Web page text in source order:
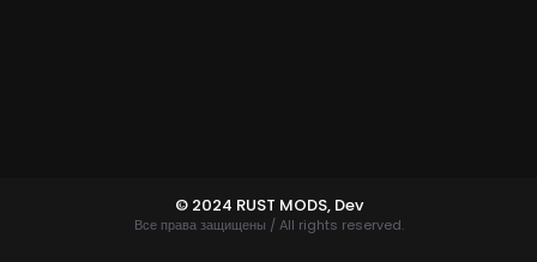
© 2024 RUST MODS, Dev
Все права защищены / All rights reserved.